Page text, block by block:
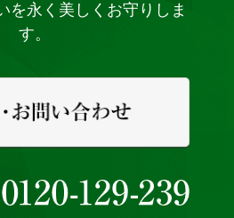
を永く美しくお守りしま
す。